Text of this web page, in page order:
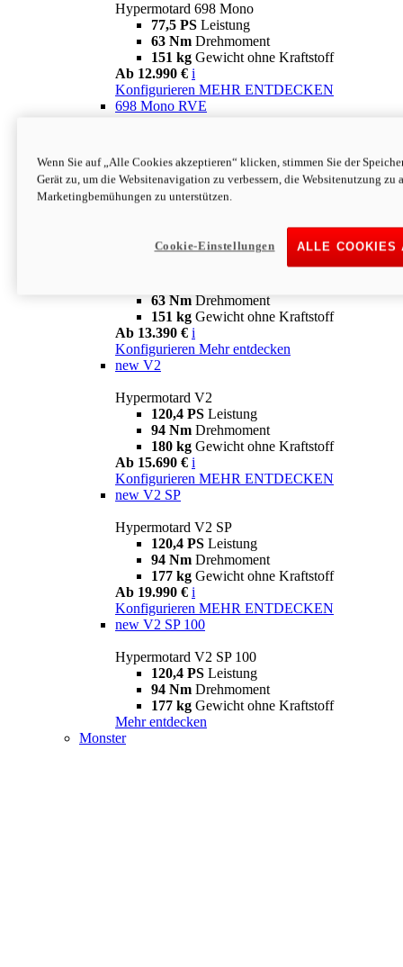
Hypermotard 698 Mono
77,5 PS Leistung
63 Nm Drehmoment
151 kg Gewicht ohne Kraftstoff
Ab 12.990 € i
Konfigurieren MEHR ENTDECKEN
698 Mono RVE
77,5 PS
Leistung
63 NmDrehmoment
151 kgGewicht ohne Kraftstoff
Ab 13.890 € i
63 Nm Drehmoment
151 kg Gewicht ohne Kraftstoff
Ab 13.390 € i
Konfigurieren Mehr entdecken
new V2
Hypermotard V2
120,4 PS Leistung
94 Nm Drehmoment
180 kg Gewicht ohne Kraftstoff
Ab 15.690 € i
Konfigurieren MEHR ENTDECKEN
new V2 SP
Hypermotard V2 SP
120,4 PS Leistung
94 Nm Drehmoment
177 kg Gewicht ohne Kraftstoff
Ab 19.990 € i
Konfigurieren MEHR ENTDECKEN
new V2 SP 100
Hypermotard V2 SP 100
120,4 PS Leistung
94 Nm Drehmoment
177 kg Gewicht ohne Kraftstoff
Mehr entdecken
Monster
Wenn Sie auf „Alle Cookies akzeptieren“ klicken, stimmen Sie der
Gerät zu, um die Websitenavigation zu verbessern, die Websitenutzung zu
Marketingbemühungen zu unterstützen.
ALLE COOKIES
Cookie-Einstellungen